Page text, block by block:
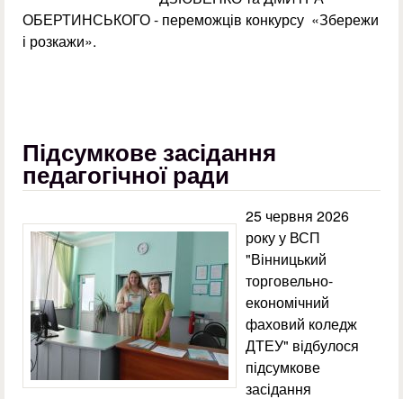
ОБЕРТИНСЬКОГО - переможців конкурсу «Збережи
і розкажи».
Підсумкове засідання
педагогічної ради
25 червня 2026
року у ВСП
"Вінницький
торговельно-
економічний
фаховий коледж
ДТЕУ" відбулося
підсумкове
засідання